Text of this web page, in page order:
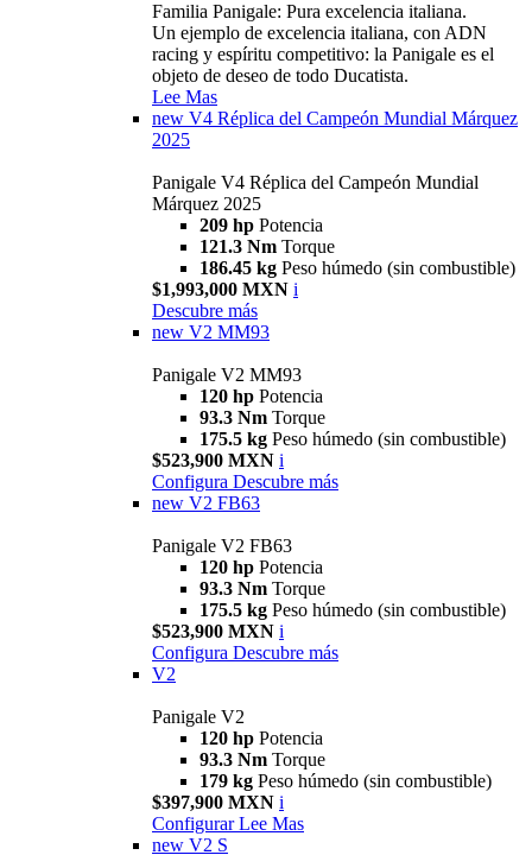
Familia Panigale: Pura excelencia italiana.
Un ejemplo de excelencia italiana, con ADN
racing y espíritu competitivo: la Panigale es el
objeto de deseo de todo Ducatista.
Lee Mas
new V4 Réplica del Campeón Mundial Márquez
2025
Panigale V4 Réplica del Campeón Mundial
Márquez 2025
209 hp Potencia
121.3 Nm Torque
186.45 kg Peso húmedo (sin combustible)
$1,993,000 MXN i
Descubre más
new V2 MM93
Panigale V2 MM93
120 hp Potencia
93.3 Nm Torque
175.5 kg Peso húmedo (sin combustible)
$523,900 MXN i
Configura Descubre más
new V2 FB63
Panigale V2 FB63
120 hp Potencia
93.3 Nm Torque
175.5 kg Peso húmedo (sin combustible)
$523,900 MXN i
Configura Descubre más
V2
Panigale V2
120 hp Potencia
93.3 Nm Torque
179 kg Peso húmedo (sin combustible)
$397,900 MXN i
Configurar Lee Mas
new V2 S